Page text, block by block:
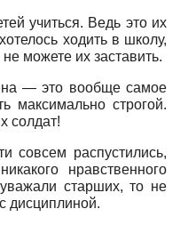
учиться. Ведь это их
ходить в школу,
можете их заставить.
— это вообще самое
максимально строгой.
солдат!
совсем распустились,
нравственного
старших, то не
дисциплиной.